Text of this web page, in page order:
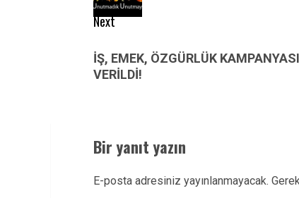
Next
Next
post:
İŞ, EMEK, ÖZGÜRLÜK
VERİLDİ!
Bir yanıt yazın
E-posta adresiniz yayınlanmayacak.